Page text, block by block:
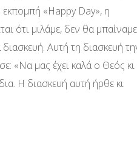
«Happy Day», η
ότι μιλάμε, δεν θα μπαίναμε
Αυτή τη διασκευή
«Να μας έχει καλά ο Θεός κι
Η διασκευή αυτή ήρθε κι